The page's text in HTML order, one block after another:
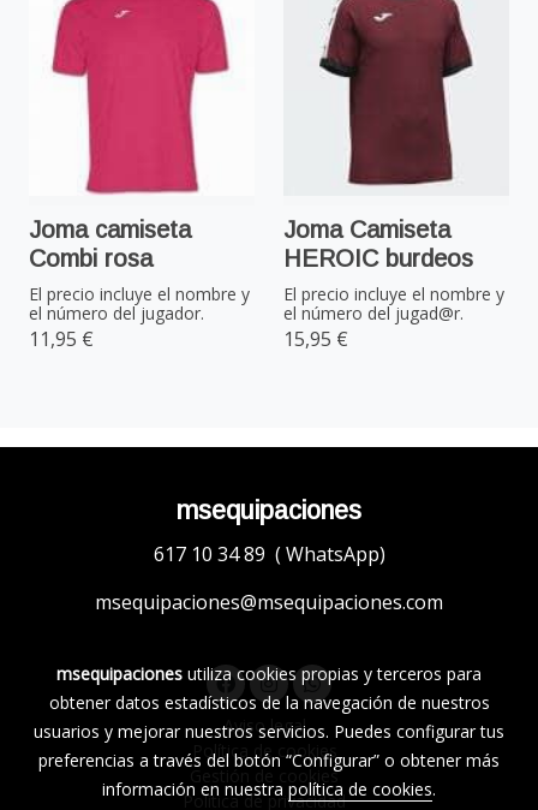
Joma camiseta
Combi rosa
El precio incluye el nombre y
el número del jugador.
11,95 €
Joma Camiseta
HEROIC burdeos
El precio incluye el nombre y
el número del jugad@r.
15,95 €
msequipaciones
617 10 34 89 ( WhatsApp)
msequipaciones@msequipaciones.com
Aviso legal
Política de cookies
Gestión de cookies
Política de privacidad
msequipaciones utiliza cookies propias y terceros para
obtener datos estadísticos de la navegación de nuestros
usuarios y mejorar nuestros servicios. Puedes configurar tus
preferencias a través del botón “Configurar” o obtener más
información en nuestra política de cookies.